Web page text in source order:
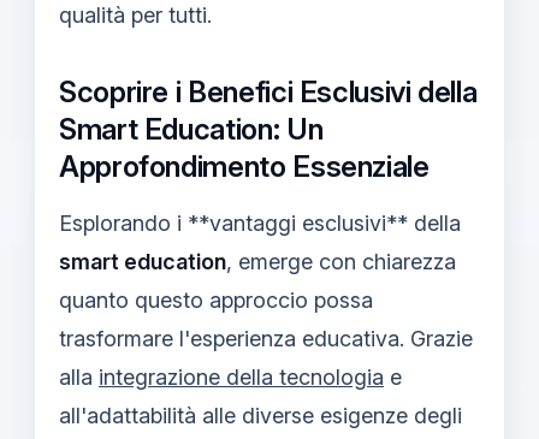
qualità per tutti.
Scoprire i Benefici Esclusivi della
Smart Education: Un
Approfondimento Essenziale
Esplorando i **vantaggi esclusivi** della
smart education, emerge con chiarezza
quanto questo approccio possa
trasformare l'esperienza educativa. Grazie
alla integrazione della tecnologia e
all'adattabilità alle diverse esigenze degli